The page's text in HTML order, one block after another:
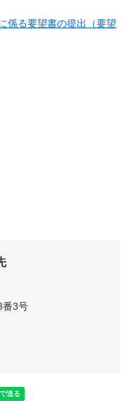
係る要望書の提出（要望
番3号